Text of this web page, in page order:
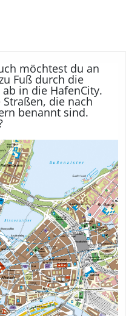
möchtest du an
Fuß durch die
in die HafenCity.
die nach
benannt sind.